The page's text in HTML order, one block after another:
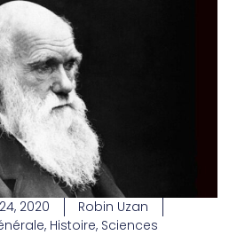
2020
Robin Uzan
, Histoire, Sciences